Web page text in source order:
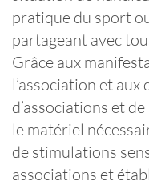
pratique du sport
partageant avec
Grâce aux
l’association et aux
d’associations et
le matériel
de stimulations
associations et